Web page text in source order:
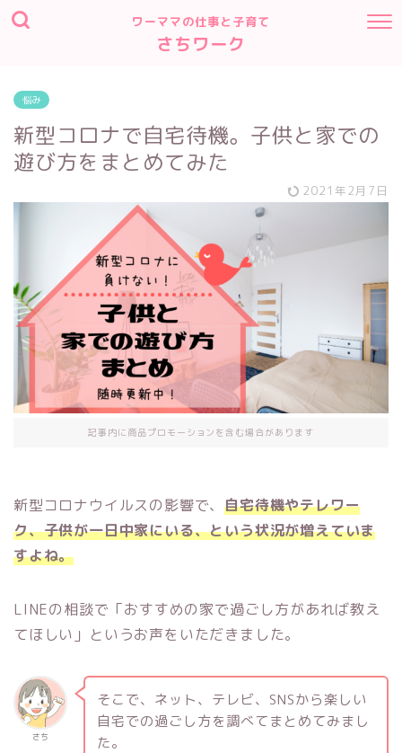
ワーママの仕事と子育て
さちワーク
悩み
新型コロナで自宅待機。子供と家での
遊び方をまとめてみた
2021年2月7日
記事内に商品プロモーションを含む場合があります
新型コロナウイルスの影響で、自宅待機やテレワー
ク、子供が一日中家にいる、という状況が増えていま
すよね。
LINEの相談で「おすすめの家で過ごし方があれば教え
てほしい」というお声をいただきました。
さち
そこで、ネット、テレビ、SNSから楽しい
自宅での過ごし方を調べてまとめてみまし
た。